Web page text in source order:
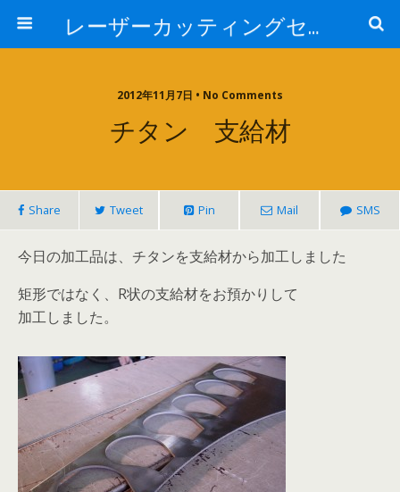
レーザーカッティングセンター 株式会社 中本鉄工所
2012年11月7日 • No Comments
チタン 支給材
Share Tweet Pin Mail SMS
今日の加工品は、チタンを支給材から加工しました
矩形ではなく、R状の支給材をお預かりして
加工しました。